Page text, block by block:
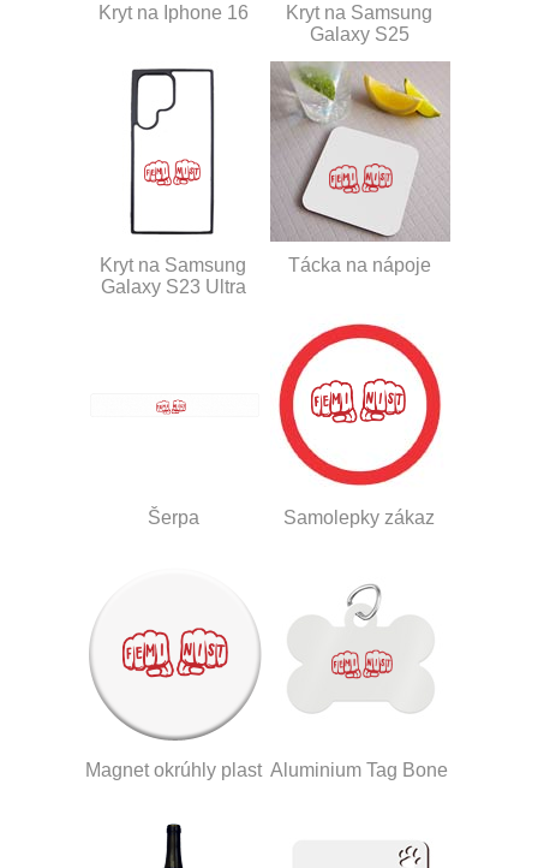
Kryt na Iphone 16
Kryt na Samsung
Galaxy S25
Kryt na Samsung
Galaxy S23 Ultra
Tácka na nápoje
Šerpa Samolepky zákaz
Magnet okrúhly plast Aluminium Tag Bone